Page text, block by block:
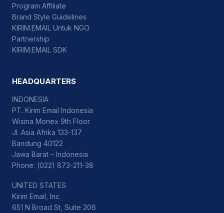
Program Affiliate
Brand Style Guidelines
KIRIM.EMAIL Untuk NGO
Partnership
KIRIM.EMAIL SDK
HEADQUARTERS
INDONESIA
PT. Kirim Email Indonesia
Wisma Monex 9th Floor
Jl. Asia Afrika 133-137
Bandung 40122
Jawa Barat – Indonesia
Phone: (022) 873-211-38
UNITED STATES
Kirim Email, Inc.
651 N Broad St, Suite 206